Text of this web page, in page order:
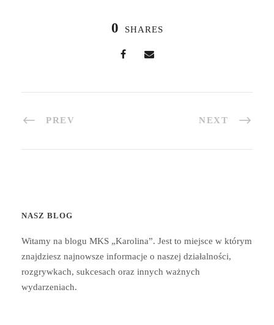
0 SHARES
PREV NEXT
NASZ BLOG
Witamy na blogu MKS „Karolina”. Jest to miejsce w którym
znajdziesz najnowsze informacje o naszej działalności,
rozgrywkach, sukcesach oraz innych ważnych
wydarzeniach.